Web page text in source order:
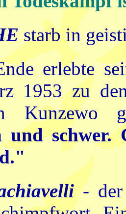
starb in
erlebte
1953 zu
Kunzewo
und schwer.
-